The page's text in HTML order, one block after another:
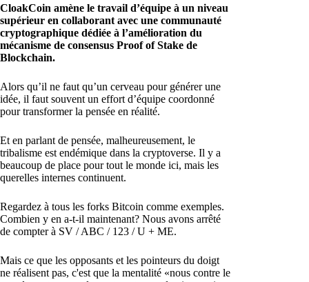
CloakCoin amène le travail d’équipe à un niveau
supérieur en collaborant avec une communauté
cryptographique dédiée à l’amélioration du
mécanisme de consensus Proof of Stake de
Blockchain.
Alors qu’il ne faut qu’un cerveau pour générer une
idée, il faut souvent un effort d’équipe coordonné
pour transformer la pensée en réalité.
Et en parlant de pensée, malheureusement, le
tribalisme est endémique dans la cryptoverse. Il y a
beaucoup de place pour tout le monde ici, mais les
querelles internes continuent.
Regardez à tous les forks Bitcoin comme exemples.
Combien y en a-t-il maintenant? Nous avons arrêté
de compter à SV / ABC / 123 / U + ME.
Mais ce que les opposants et les pointeurs du doigt
ne réalisent pas, c'est que la mentalité «nous contre le